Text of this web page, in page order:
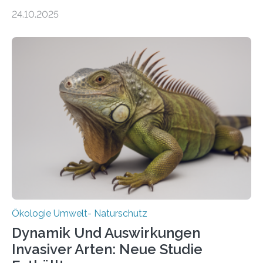
vergangenen fünf Jahren von Wissenschaftlerinnen
heutigen Donnerstag übergeben sie ihren Bericht zur
Aufbauphase an den Auftraggeber, das
Bundesministerium für Landwirtschaft, Ernährung und
Heimat. Braunschweig/Eberswalde (23. Oktober 2025).
Ein Netz aus 155 Messstationen spannt sich neuerdings
über Deutschlands Moorböden. Eingerichtet wurden sie
in den vergangenen fünf Jahren von
Wissenschaftlerinnen und Wissenschaftlern des
Thünen-Instituts für Agrarklimaschutz…
24.10.2025
Ökologie Umwelt- Naturschutz
Dynamik Und Auswirkungen
Invasiver Arten: Neue Studie